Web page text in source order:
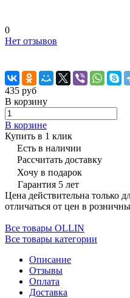
0
Нет отзывов
435 руб
В корзину
В корзине
Купить в 1 клик
Есть в наличии
Рассчитать доставку
Хочу в подарок
Гарантия 5 лет
Цена действительна только
отличаться от цен в
Все товары OLLIN
Все товары категории
Описание
Отзывы
Оплата
Доставка